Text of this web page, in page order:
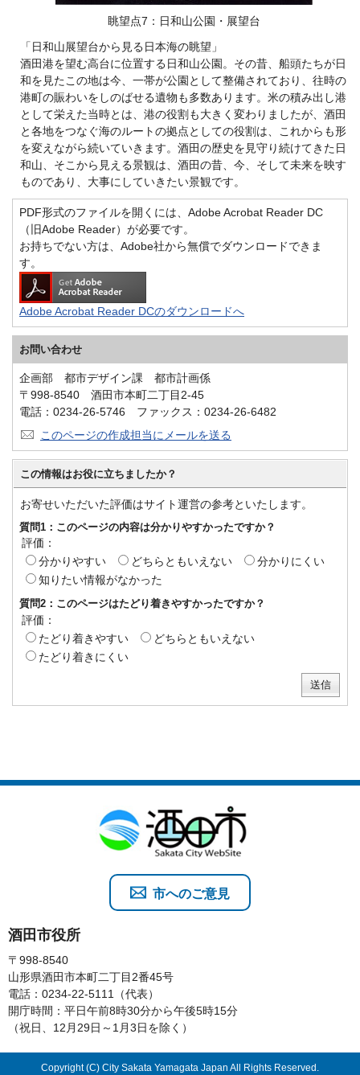
眺望点7：日和山公園・展望台
「日和山展望台から見る日本海の眺望」
酒田港を望む高台に位置する日和山公園。その昔、船頭たちが日
和を見たこの地は今、一帯が公園として整備されており、往時の
港町の賑わいをしのばせる遺物も多数あります。米の積み出し港
として栄えた当時とは、港の役割も大きく変わりましたが、酒田
と各地をつなぐ海のルートの拠点としての役割は、これからも形
を変えながら続いていきます。酒田の歴史を見守り続けてきた日
和山、そこから見える景観は、酒田の昔、今、そして未来を映す
ものであり、大事にしていきたい景観です。
PDF形式のファイルを開くには、Adobe Acrobat Reader DC
（旧Adobe Reader）が必要です。
お持ちでない方は、Adobe社から無償でダウンロードできま
す。
Adobe Acrobat Reader DCのダウンロードへ
お問い合わせ
企画部 都市デザイン課 都市計画係
〒998-8540 酒田市本町二丁目2-45
電話：0234-26-5746 ファックス：0234-26-6482
このページの作成担当にメールを送る
この情報はお役に立ちましたか？
お寄せいただいた評価はサイト運営の参考といたします。
質問1：このページの内容は分かりやすかったですか？
評価：
分かりやすい
どちらともいえない
分かりにくい
知りたい情報がなかった
質問2：このページはたどり着きやすかったですか？
評価：
たどり着きやすい
どちらともいえない
たどり着きにくい
酒田市役所
〒998-8540
山形県酒田市本町二丁目2番45号
電話：0234-22-5111（代表）
開庁時間：平日午前8時30分から午後5時15分
（祝日、12月29日～1月3日を除く）
市へのご意見
Copyright (C) City Sakata Yamagata Japan All Rights Reserved.